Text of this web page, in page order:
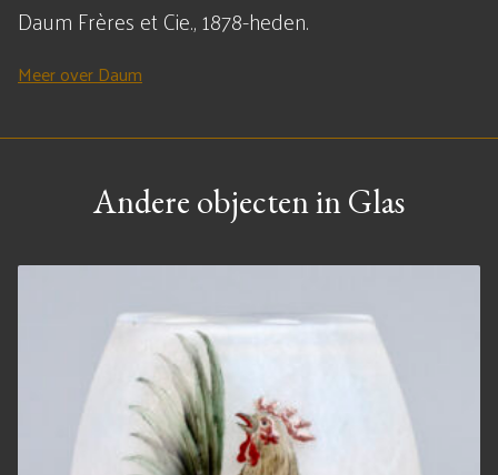
Daum Frères et Cie., 1878-heden.
Meer over Daum
Andere objecten in Glas